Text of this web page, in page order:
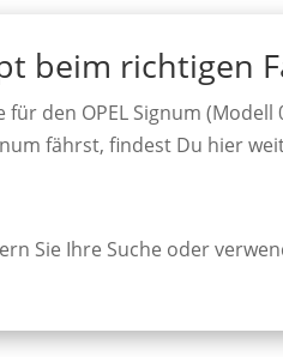
beim richtigen
den OPEL Signum (Modell
fährst, findest Du hier
Sie Ihre Suche oder